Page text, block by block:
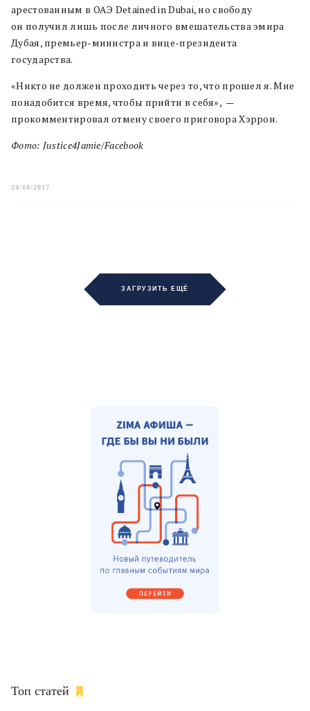
арестованным в ОАЭ Detained in Dubai, но свободу
он получил лишь после личного вмешательства эмира
Дубая, премьер-министра и вице-президента
государства.
«Никто не должен проходить через то, что прошел я. Мне
понадобится время, чтобы прийти в себя», —
прокомментировал отмену своего приговора Хэррон.
Фото: Justice4Jamie/Facebook
24/10/2017
ЗАГРУЗИТЬ ЕЩЁ
Топ статей